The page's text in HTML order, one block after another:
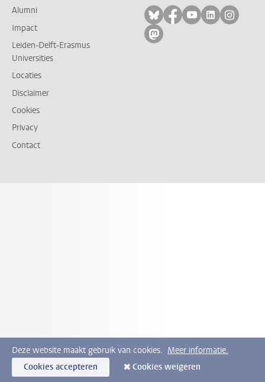
Alumni
Impact
Leiden-Delft-Erasmus
Universities
Locaties
Disclaimer
Cookies
Privacy
Contact
Volg ons op bluesky
Volg ons op
Volg ons op
Volg ons
Volg
Volg ons op mastodon
Deze website maakt gebruik van cookies. Meer informatie.
Cookies accepteren
Cookies weigeren